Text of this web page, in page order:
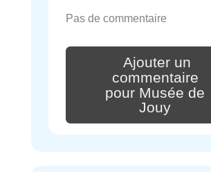
Pas de commentaire
Ajouter un
commentaire
pour Musée de
Jouy